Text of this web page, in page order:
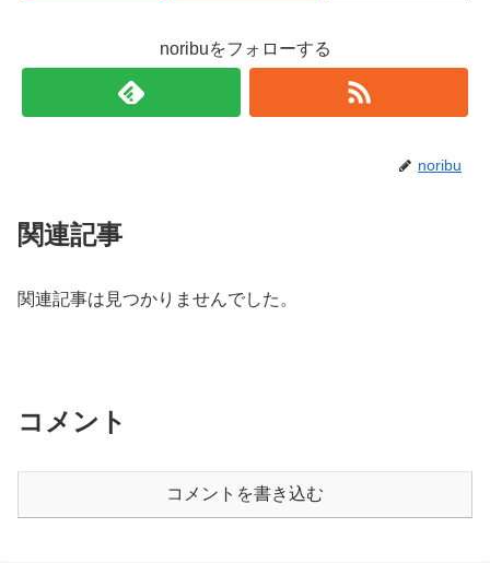
noribuをフォローする
noribu
関連記事
関連記事は見つかりませんでした。
コメント
コメントを書き込む